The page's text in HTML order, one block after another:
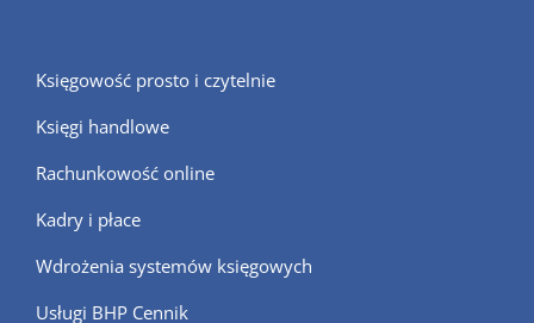
Księgowość prosto i czytelnie
Księgi handlowe
Rachunkowość online
Kadry i płace
Wdrożenia systemów księgowych
Usługi BHP Cennik